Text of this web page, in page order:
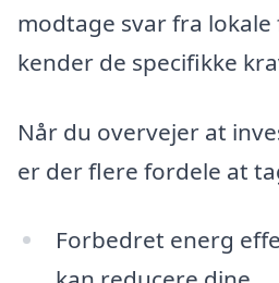
modtage svar fra
kender de specifikke
Når du overvejer at
er der flere fordele at
Forbedret energ